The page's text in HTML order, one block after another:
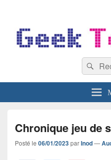
Chronique jeu de
Posté le 06/01/2023parInod—